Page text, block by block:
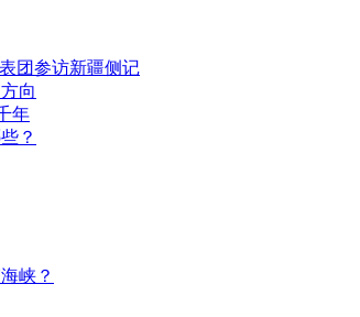
团参访新疆侧记
向
年
？
峡？